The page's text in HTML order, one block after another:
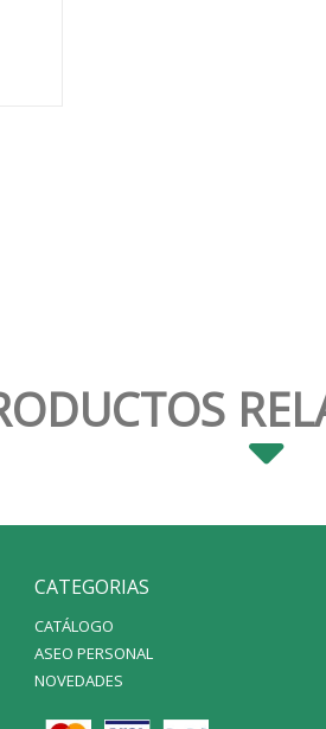
CATEGORIAS
CATÁLOGO
ASEO PERSONAL
NOVEDADES